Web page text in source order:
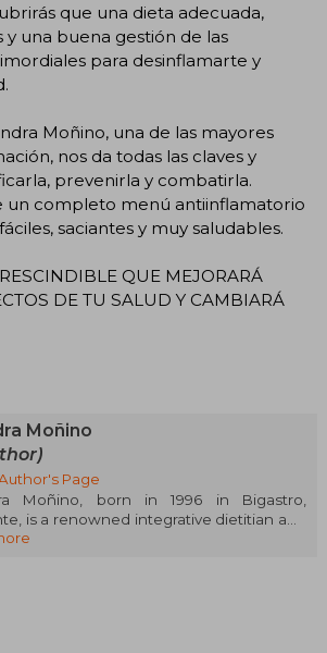
que una dieta adecuada,
y una buena gestión de las
para desinflamarte y
Moñino, una de las mayores
nos da todas las claves y
prevenirla y combatirla.
un completo menú antiinflamatorio
saciantes y muy saludables.
QUE MEJORARÁ
DE TU SALUD Y CAMBIARÁ
Moñino
Page
Moñino, born in 1996 in Bigastro,
is a renowned integrative dietitian and
specialized in inflammation, clinical